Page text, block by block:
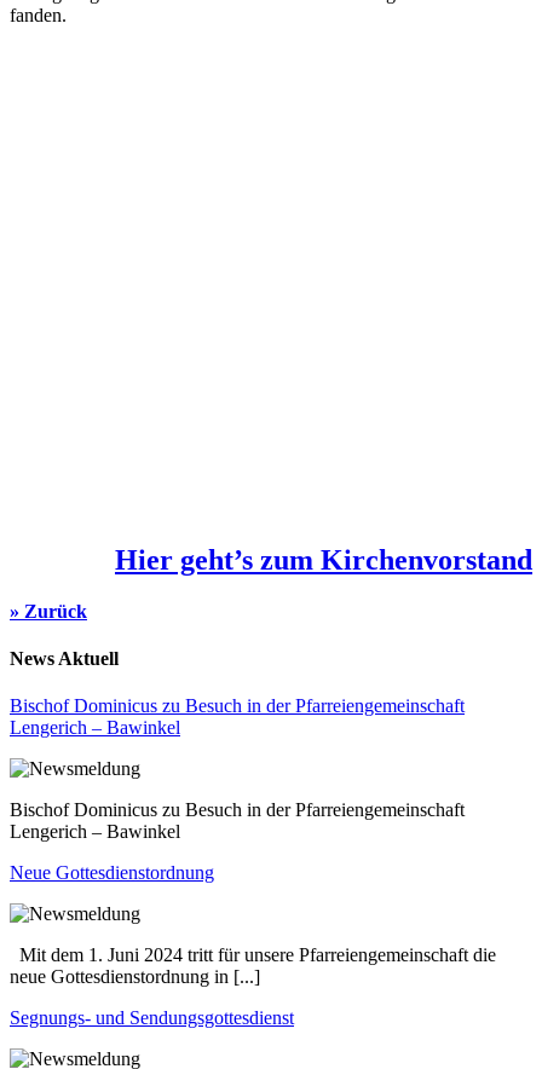
fanden.
Hier geht’s zum Kirchenvorstand
» Zurück
News Aktuell
Bischof Dominicus zu Besuch in der Pfarreiengemeinschaft
Lengerich – Bawinkel
Bischof Dominicus zu Besuch in der Pfarreiengemeinschaft
Lengerich – Bawinkel
Neue Gottesdienstordnung
Mit dem 1. Juni 2024 tritt für unsere Pfarreiengemeinschaft die
neue Gottesdienstordnung in [...]
Segnungs- und Sendungsgottesdienst